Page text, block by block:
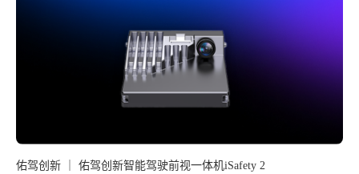
佑驾创新 ｜ 佑驾创新智能驾驶前视一体机iSafety 2